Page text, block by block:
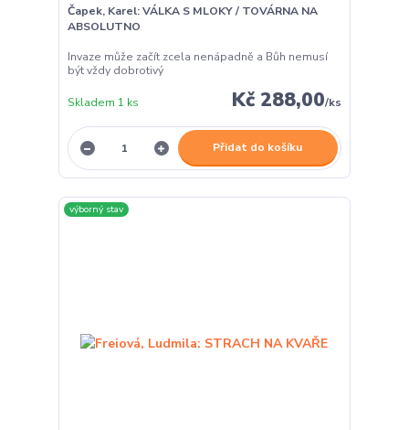
Čapek, Karel: VÁLKA S MLOKY / TOVÁRNA NA
ABSOLUTNO
Invaze může začít zcela nenápadně a Bůh nemusí
být vždy dobrotivý
Kč 288,00/ks
Skladem 1 ks
Přidat do košíku
výborný stav